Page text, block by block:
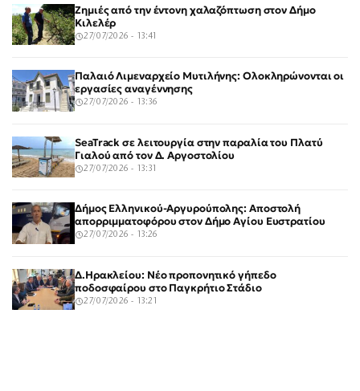
Ζημιές από την έντονη χαλαζόπτωση στον Δήμο
Κιλελέρ
27/07/2026 - 13:41
Παλαιό Λιμεναρχείο Μυτιλήνης: Ολοκληρώνονται οι
εργασίες αναγέννησης
27/07/2026 - 13:36
SeaTrack σε λειτουργία στην παραλία του Πλατύ
Γιαλού από τον Δ. Αργοστολίου
27/07/2026 - 13:31
Δήμος Ελληνικού-Αργυρούπολης: Αποστολή
απορριμματοφόρου στον Δήμο Αγίου Ευστρατίου
27/07/2026 - 13:26
Δ.Ηρακλείου: Νέο προπονητικό γήπεδο
ποδοσφαίρου στο Παγκρήτιο Στάδιο
27/07/2026 - 13:21